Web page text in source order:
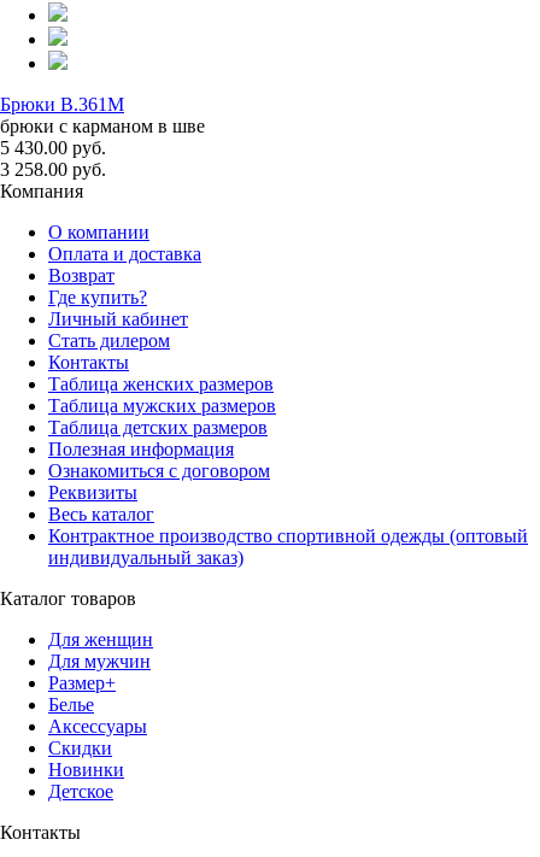
Брюки B.361M
брюки с карманом в шве
5 430.00 руб.
3 258.00 руб.
Компания
О компании
Оплата и доставка
Возврат
Где купить?
Личный кабинет
Стать дилером
Контакты
Таблица женских размеров
Таблица мужских размеров
Таблица детских размеров
Полезная информация
Ознакомиться с договором
Реквизиты
Весь каталог
Контрактное производство спортивной одежды (оптовый
индивидуальный заказ)
Каталог товаров
Для женщин
Для мужчин
Размер+
Белье
Аксессуары
Скидки
Новинки
Детское
Контакты